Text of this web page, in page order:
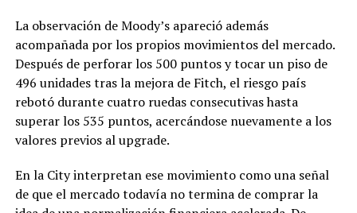
La observación de Moody’s apareció además
acompañada por los propios movimientos del mercado.
Después de perforar los 500 puntos y tocar un piso de
496 unidades tras la mejora de Fitch, el riesgo país
rebotó durante cuatro ruedas consecutivas hasta
superar los 535 puntos, acercándose nuevamente a los
valores previos al upgrade.
En la City interpretan ese movimiento como una señal
de que el mercado todavía no termina de comprar la